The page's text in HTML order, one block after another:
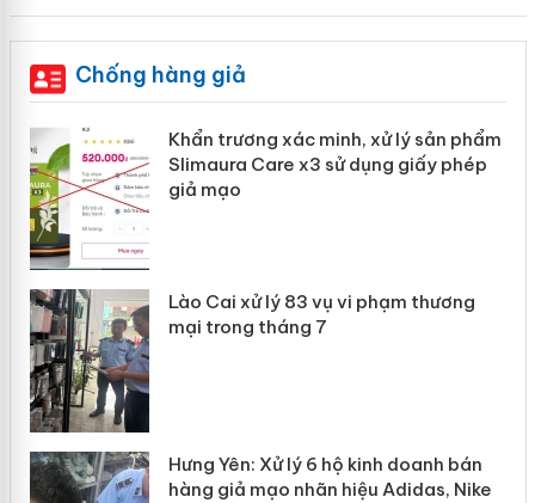
Chống hàng giả
Khẩn trương xác minh, xử lý sản phẩm
Slimaura Care x3 sử dụng giấy phép
giả mạo
Lào Cai xử lý 83 vụ vi phạm thương
mại trong tháng 7
Hưng Yên: Xử lý 6 hộ kinh doanh bán
hàng giả mạo nhãn hiệu Adidas, Nike